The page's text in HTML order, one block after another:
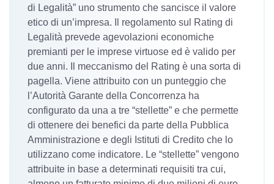
di Legalità” uno strumento che sancisce il valore
etico di un’impresa. Il regolamento sul Rating di
Legalità prevede agevolazioni economiche
premianti per le imprese virtuose ed è valido per
due anni. Il meccanismo del Rating è una sorta di
pagella. Viene attribuito con un punteggio che
l’Autorità Garante della Concorrenza ha
configurato da una a tre “stellette” e che permette
di ottenere dei benefici da parte della Pubblica
Amministrazione e degli Istituti di Credito che lo
utilizzano come indicatore. Le “stellette” vengono
attribuite in base a determinati requisiti tra cui,